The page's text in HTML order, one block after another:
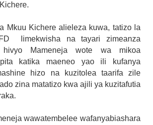
Mkuu Kichere alieleza kuwa, tatizo la
limekwisha na tayari zimeanza
hivyo Mameneja wote wa mikoa
katika maeneo yao ili kufanya
hizo na kuzitolea taarifa zile
zina matatizo kwa ajili ya kuzitafutia
wawatembelee wafanyabiashara